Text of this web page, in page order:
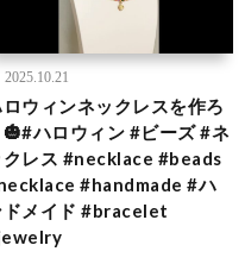
2025.10.21
ウィンネックレスを作ろ
🎃#ハロウィン #ビーズ #ネ
クレス #necklace #beads
#handmade #ハ
ドメイド #bracelet